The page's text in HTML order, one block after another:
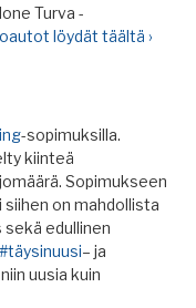
Turva -
löydät täältä ›
-sopimuksilla.
kiinteä
Sopimukseen
on mahdollista
edullinen
#täysinuusi– ja
uusia kuin